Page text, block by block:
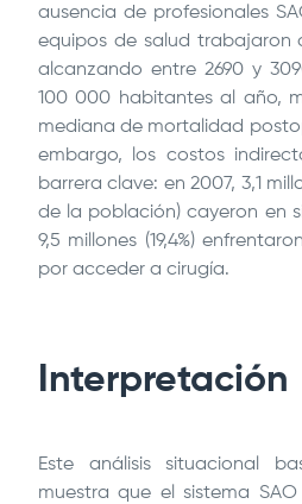
ausencia de profesionales
equipos de salud trabajaron
alcanzando entre 2690 y
100 000 habitantes al año,
mediana de mortalidad
embargo, los costos
barrera clave: en 2007, 3,1
de la población) cayeron en
9,5 millones (19,4%)
por acceder a cirugía.
Interpretación
Este análisis situacional
muestra que el sistema